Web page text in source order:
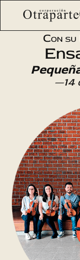
Saltar
Otraparte.org/
Con
—14